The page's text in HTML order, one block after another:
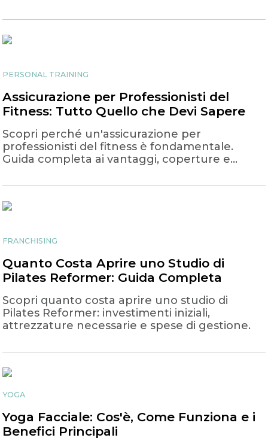
PERSONAL TRAINING
Assicurazione per Professionisti del
Fitness: Tutto Quello che Devi Sapere
Scopri perché un'assicurazione per
professionisti del fitness è fondamentale.
Guida completa ai vantaggi, coperture e
FRANCHISING
Quanto Costa Aprire uno Studio di
Pilates Reformer: Guida Completa
Scopri quanto costa aprire uno studio di
Pilates Reformer: investimenti iniziali,
attrezzature necessarie e spese di gestione.
YOGA
Yoga Facciale: Cos'è, Come Funziona e i
Benefici Principali